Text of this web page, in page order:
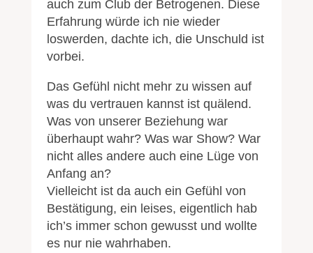
auch zum Club der Betrogenen. Diese
Erfahrung würde ich nie wieder
loswerden, dachte ich, die Unschuld ist
vorbei.
Das Gefühl nicht mehr zu wissen auf
was du vertrauen kannst ist quälend.
Was von unserer Beziehung war
überhaupt wahr? Was war Show? War
nicht alles andere auch eine Lüge von
Anfang an?
Vielleicht ist da auch ein Gefühl von
Bestätigung, ein leises, eigentlich hab
ich’s immer schon gewusst und wollte
es nur nie wahrhaben.